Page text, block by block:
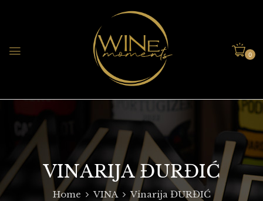
0
VINARIJA ĐURĐIĆ
Home VINA Vinarija ĐURĐIĆ